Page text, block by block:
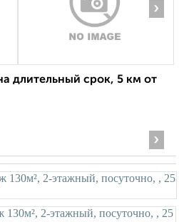
›
длительный срок, 5 км от
›